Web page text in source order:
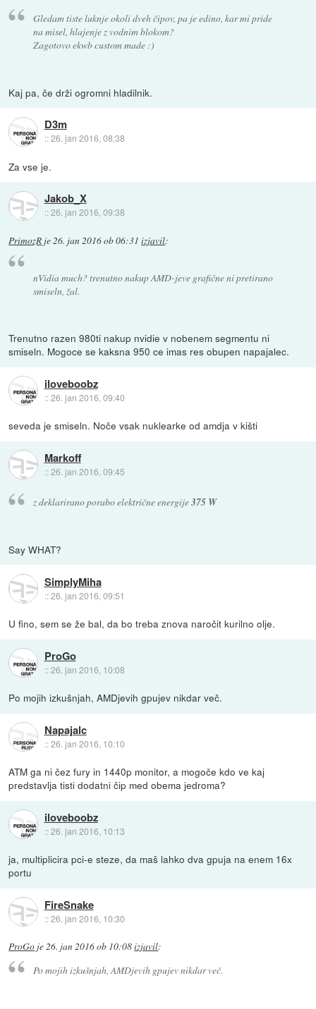
Gledam tiste luknje okoli dveh čipov, pa je edino, kar mi pride
na misel, hlajenje z vodnim blokom?
Zagotovo ekwb custom made :)
Kaj pa, če drži ogromni hladilnik.
D3m
::26. jan 2016, 08:38
Za vse je.
Jakob_X
::26. jan 2016, 09:38
PrimozR je26. jan 2016 ob 06:31 izjavil:
nVidia much? trenutno nakup AMD-jeve grafične ni pretirano
smiseln, žal.
Trenutno razen 980ti nakup nvidie v nobenem segmentu ni
smiseln. Mogoce se kaksna 950 ce imas res obupen napajalec.
iloveboobz
::26. jan 2016, 09:40
seveda je smiseln. Noče vsak nuklearke od amdja v kišti
Markoff
::26. jan 2016, 09:45
z deklarirano porabo električne energije375 W
Say WHAT?
SimplyMiha
::26. jan 2016, 09:51
U fino, sem se že bal, da bo treba znova naročit kurilno olje.
ProGo
::26. jan 2016, 10:08
Po mojih izkušnjah, AMDjevih gpujev nikdar več.
Napajalc
::26. jan 2016, 10:10
ATM ga ni čez fury in 1440p monitor, a mogoče kdo ve kaj
predstavlja tisti dodatni čip med obema jedroma?
iloveboobz
::26. jan 2016, 10:13
ja, multiplicira pci-e steze, da maš lahko dva gpuja na enem 16x
portu
FireSnake
::26. jan 2016, 10:30
ProGo je26. jan 2016 ob 10:08izjavil:
Po mojih izkušnjah, AMDjevih gpujev nikdar več.